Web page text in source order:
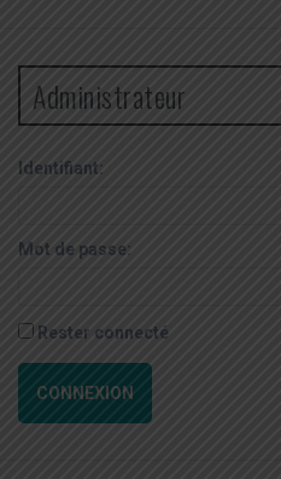
Administrateur
Identifiant:
Mot de passe:
Rester connecté
CONNEXION